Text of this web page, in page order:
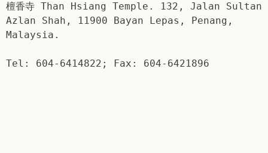
檀香寺 Than Hsiang Temple. 132, Jalan Sultan
Azlan Shah, 11900 Bayan Lepas, Penang,
Malaysia.
Tel: 604-6414822; Fax: 604-6421896